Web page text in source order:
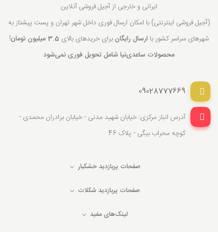
ایرانی و خارجی از آجیل فروشی آنلاین
(آجیل فروشی اینترنتی) با امکان ارسال فوری داخل شهر تهران و پست پیشتاز به
شهرهای سراسر کشور با ارسال رایگانبرای خریدهای بالای 3.5 میلیون تومان
!
محصولات ساعدی‌نیا شامل تحویل فوری نمی‌شود
09028777669
آدرس انبار مرکزی: خیابان شهید مدنی - خیابان برادران محمدی -
کوچه محراب بیگی - پلاک 46
صفحات پربازدید خشکبار
صفحات پربازدید شکلات
لینک‌های مفید